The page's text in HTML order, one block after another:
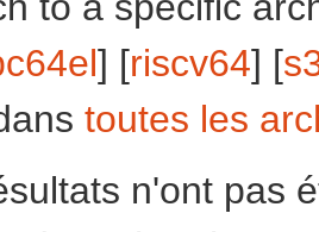
] [riscv64] [
toutes les
n'ont pas